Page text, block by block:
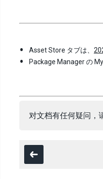
Asset Store タブは、
Package Manager の
对文档有任何疑问，